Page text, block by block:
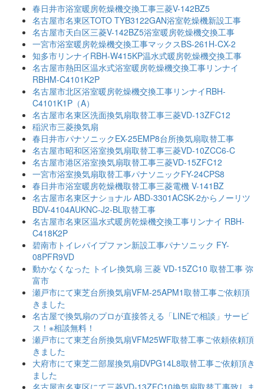
春日井市浴室暖房乾燥機交換工事三菱V-142BZ5
名古屋市名東区TOTO TYB3122GAN浴室乾燥機新設工事
名古屋市天白区三菱V-142BZ5浴室暖房乾燥機交換工事
一宮市浴室暖房乾燥機交換工事マックスBS-261H-CX-2
知多市リンナイRBH-W415KP温水式暖房乾燥機交換工事
名古屋市熱田区温水式浴室暖房乾燥機交換工事リンナイ
RBHM-C4101K2P
名古屋市北区浴室暖房乾燥機交換工事リンナイRBH-
C4101K1P（A）
名古屋市名東区洗面換気扇取替工事三菱VD-13ZFC12
稲沢市三菱換気扇
春日井市パナソニックEX-25EMP8台所換気扇取替工事
名古屋市昭和区浴室換気扇取替工事三菱VD-10ZCC6-C
名古屋市港区浴室換気扇取替工事三菱VD-15ZFC12
一宮市浴室換気扇取替工事パナソニックFY-24CPS8
春日井市浴室暖房乾燥機取替工事三菱電機 V-141BZ
名古屋市名東区ナショナル ABD-3301ACSK-2からノーリツ
BDV-4104AUKNC-J2-BL取替工事
名古屋市名東区温水式暖房乾燥機交換工事リンナイ RBH-
C418K2P
碧南市トイレパイプファン新設工事パナソニック FY-
08PFR9VD
動かなくなった トイレ換気扇 三菱 VD-15ZC10 取替工事 弥
富市
瀬戸市にて東芝台所換気扇VFM-25APM1取替工事ご依頼頂
きました
名古屋で換気扇のプロが直接答える「LINEで相談」サービ
ス！※相談無料！
瀬戸市にて東芝台所換気扇VFM25WF取替工事ご依頼依頼頂
きました
大府市にて東芝二部屋換気扇DVPG14L8取替工事ご依頼頂き
ました
名古屋市名東区にて三菱VD-13ZFC10換気扇取替工事致しま